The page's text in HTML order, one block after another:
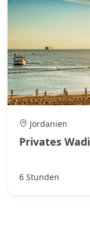
Jordanien
Privates
6 Stunden